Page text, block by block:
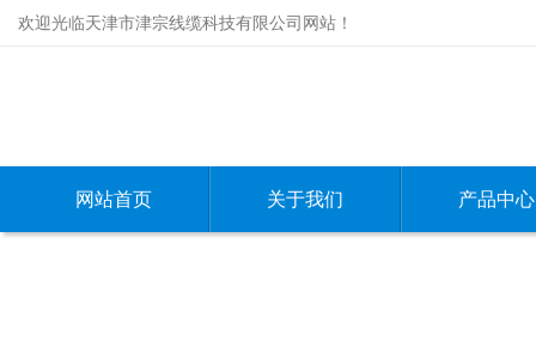
欢迎光临天津市津宗线缆科技有限公司网站！
网站首页 关于我们 产品中心